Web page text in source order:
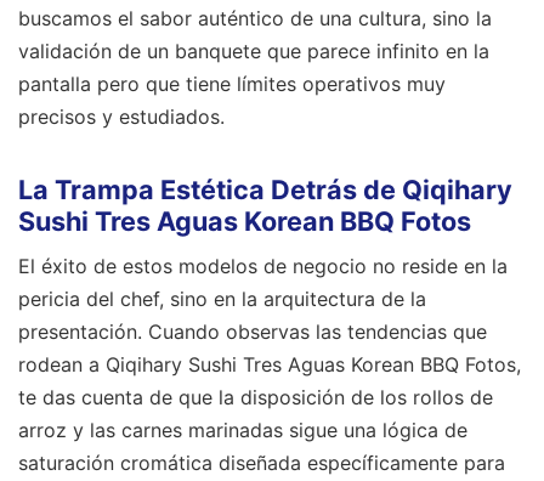
buscamos el sabor auténtico de una cultura, sino la
validación de un banquete que parece infinito en la
pantalla pero que tiene límites operativos muy
precisos y estudiados.
La Trampa Estética Detrás de Qiqihary
Sushi Tres Aguas Korean BBQ Fotos
El éxito de estos modelos de negocio no reside en la
pericia del chef, sino en la arquitectura de la
presentación. Cuando observas las tendencias que
rodean a Qiqihary Sushi Tres Aguas Korean BBQ Fotos,
te das cuenta de que la disposición de los rollos de
arroz y las carnes marinadas sigue una lógica de
saturación cromática diseñada específicamente para